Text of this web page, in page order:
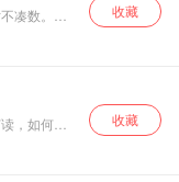
凑数。只
，哪怕是
里
外遇，怎
大领导，
收藏
，如何
，万广辉
记，我需
收藏